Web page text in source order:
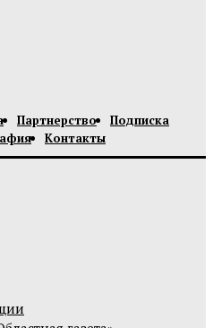
Партнерство
Подписка
Контакты